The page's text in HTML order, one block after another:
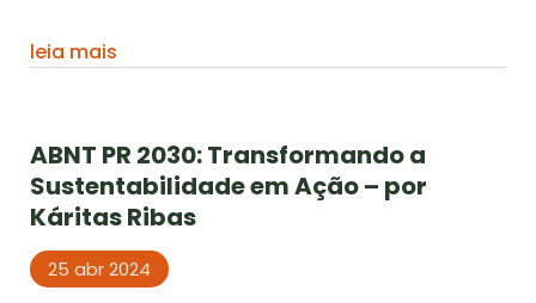
leia mais
ABNT PR 2030: Transformando a
Sustentabilidade em Ação – por
Káritas Ribas
25 abr 2024